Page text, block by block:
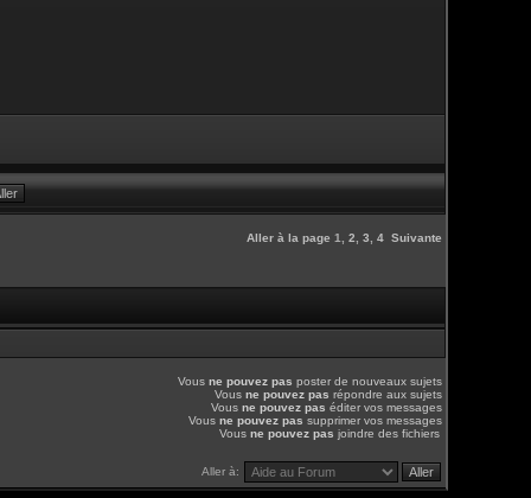
Aller à la page 1 2 3 4 Suivante
Vous ne pouvez pas poster de nouveaux sujets
Vous ne pouvez pas répondre aux sujets
Vous ne pouvez pas éditer vos messages
Vous ne pouvez pas supprimer vos messages
Vous ne pouvez pas joindre des fichiers
Aller à: